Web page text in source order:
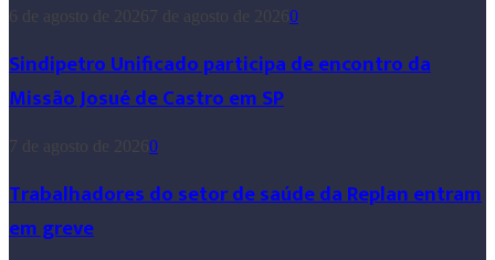
0
Sindipetro Unificado participa de encontro da
Missão Josué de Castro em SP
0
Trabalhadores do setor de saúde da Replan entram
em greve